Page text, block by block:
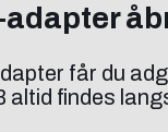
får du
altid findes